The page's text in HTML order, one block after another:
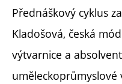
Přednáškový cyklus
Kladošová, česká
výtvarnice a
uměleckoprůmyslové